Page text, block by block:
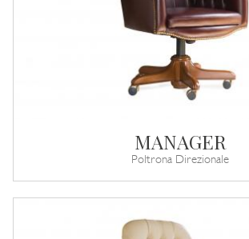
MANAGER
Poltrona Direzionale